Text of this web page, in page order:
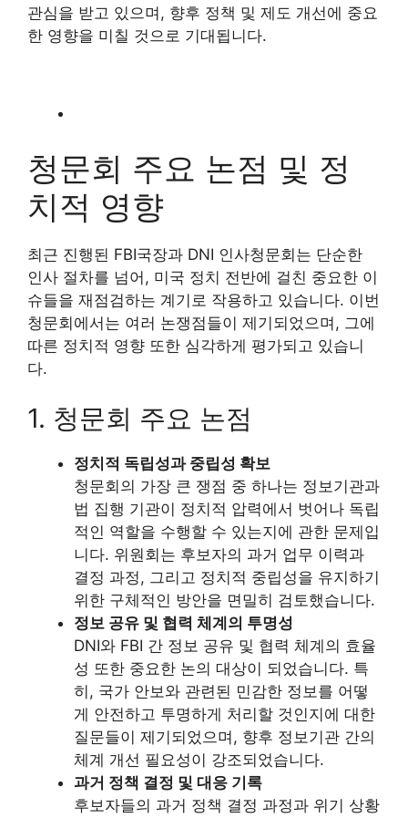
관심을 받고 있으며, 향후 정책 및 제도 개선에 중요
한 영향을 미칠 것으로 기대됩니다.
청문회 주요 논점 및 정
치적 영향
최근 진행된 FBI국장과 DNI 인사청문회는 단순한
인사 절차를 넘어, 미국 정치 전반에 걸친 중요한 이
슈들을 재점검하는 계기로 작용하고 있습니다. 이번
청문회에서는 여러 논쟁점들이 제기되었으며, 그에
따른 정치적 영향 또한 심각하게 평가되고 있습니
다.
1. 청문회 주요 논점
정치적 독립성과 중립성 확보
청문회의 가장 큰 쟁점 중 하나는 정보기관과
법 집행 기관이 정치적 압력에서 벗어나 독립
적인 역할을 수행할 수 있는지에 관한 문제입
니다. 위원회는 후보자의 과거 업무 이력과
결정 과정, 그리고 정치적 중립성을 유지하기
위한 구체적인 방안을 면밀히 검토했습니다.
정보 공유 및 협력 체계의 투명성
DNI와 FBI 간 정보 공유 및 협력 체계의 효율
성 또한 중요한 논의 대상이 되었습니다. 특
히, 국가 안보와 관련된 민감한 정보를 어떻
게 안전하고 투명하게 처리할 것인지에 대한
질문들이 제기되었으며, 향후 정보기관 간의
체계 개선 필요성이 강조되었습니다.
과거 정책 결정 및 대응 기록
후보자들의 과거 정책 결정 과정과 위기 상황